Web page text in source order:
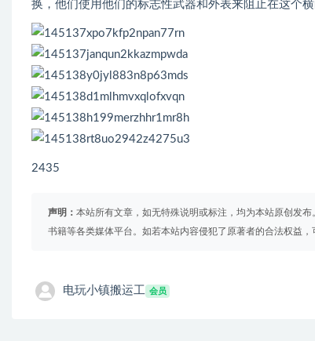
换，他们使用他们的标志性武器和外表来阻止在这个
2435
声明： 本站所有文章，如无特殊说明或标注，均为本站原创发
书籍等各类媒体平台。如若本站内容侵犯了原著者的合法权益，
电玩小镇搬运工 会员